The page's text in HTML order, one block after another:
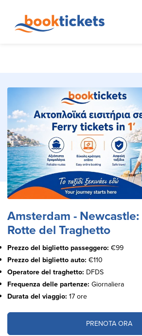
traghetti e biglietti
Amsterdam -
Rotte del Traghetto
Prezzo del biglietto passeggero: €99
Prezzo del biglietto auto: €110
Operatore del traghetto: DFDS
Frequenza delle partenze: Giornaliera
Durata del viaggio: 17 ore
PRENOTA ORA